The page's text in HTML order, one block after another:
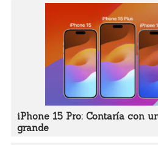
iPhone 15 Pro: Contaría con
grande